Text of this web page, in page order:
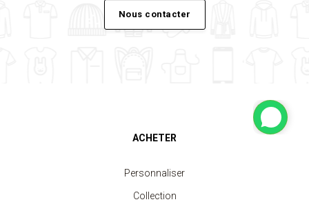
Nous contacter
ACHETER
Personnaliser
Collection